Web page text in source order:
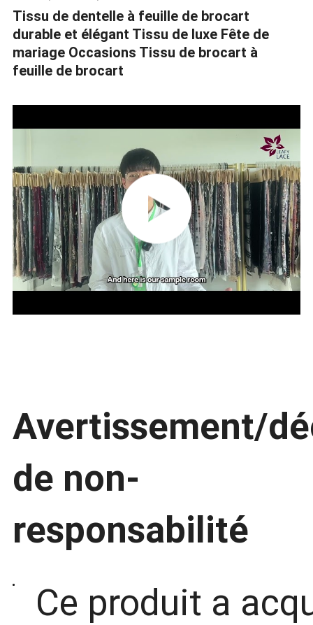
Tissu de dentelle à feuille de brocart
durable et élégant Tissu de luxe Fête de
mariage Occasions Tissu de brocart à
feuille de brocart
Avertissement/
de non-
responsabilité
Ce produit a